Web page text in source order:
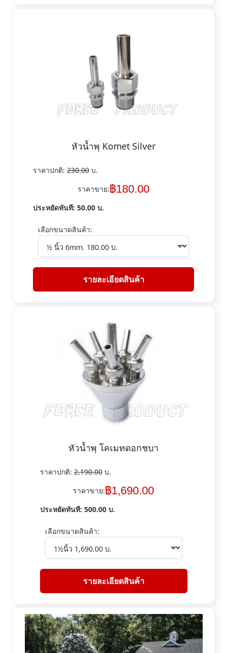
หัวน้ำพุ Komet Silver
ราคาปกติ: 230.00 บ.
ราคาขาย:฿180.00
ประหยัดทันที: 50.00 บ.
เลือกขนาดสินค้า:
รายละเอียดสินค้า
หัวน้ำพุ โคเมทดอกชบา
ราคาปกติ:2,190.00บ.
ราคาขาย: ฿1,690.00
ประหยัดทันที: 500.00บ.
เลือกขนาดสินค้า:
รายละเอียดสินค้า